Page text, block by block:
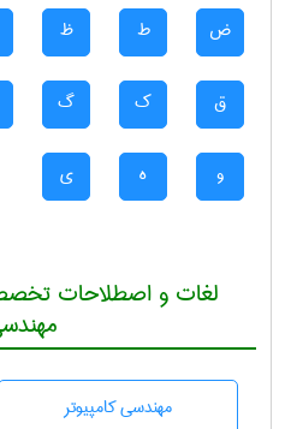
ض ط ظ
ق ک گ
و ه ی
لغات و اصطلاحات
مهندسی كامپيوتر